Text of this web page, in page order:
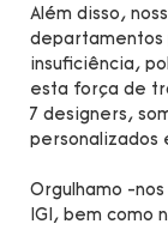
Além disso,
departamentos
insuficiência,
esta força de
7 designers,
personalizados
Orgulhamo -
IGI, bem como